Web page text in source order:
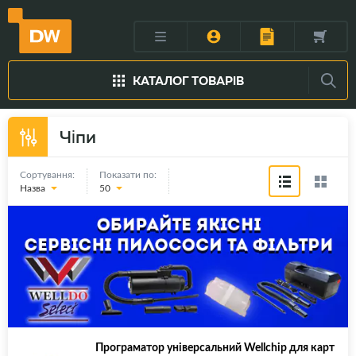
КАТАЛОГ ТОВАРІВ
Чіпи
Сортування:
Назва
Показати по:
50
Програматор універсальний Wellchip для карт